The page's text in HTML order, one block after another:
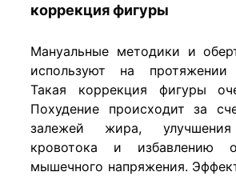
коррекция фигуры
Мануальные методики и
используют на протяжении
Такая коррекция фигуры
Похудение происходит за
залежей жира, улучшения
кровотока и избавлению
мышечного напряжения.